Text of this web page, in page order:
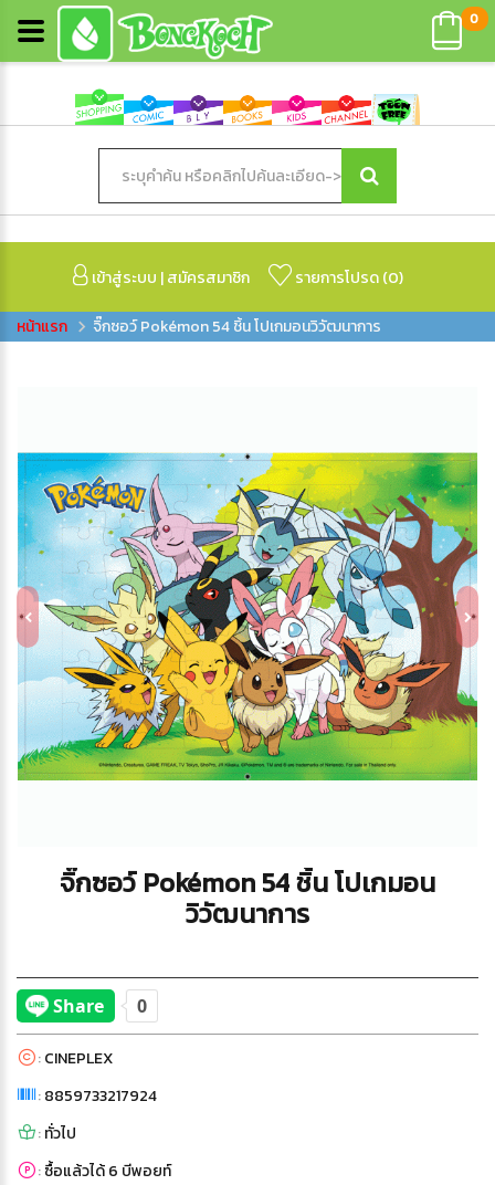
เข้าสู่ระบบ |สมัครสมาชิก รายการโปรด (0)
0
จิ๊กซอว์ Pokémon 54 ชิ้น โปเกมอนวิวัฒนาการ
จิ๊กซอว์ Pokémon 54 ชิ้น โปเกมอน
วิวัฒนาการ
:CINEPLEX
:8859733217924
:ทั่วไป
:ซื้อแล้วได้ 6 บีพอยท์